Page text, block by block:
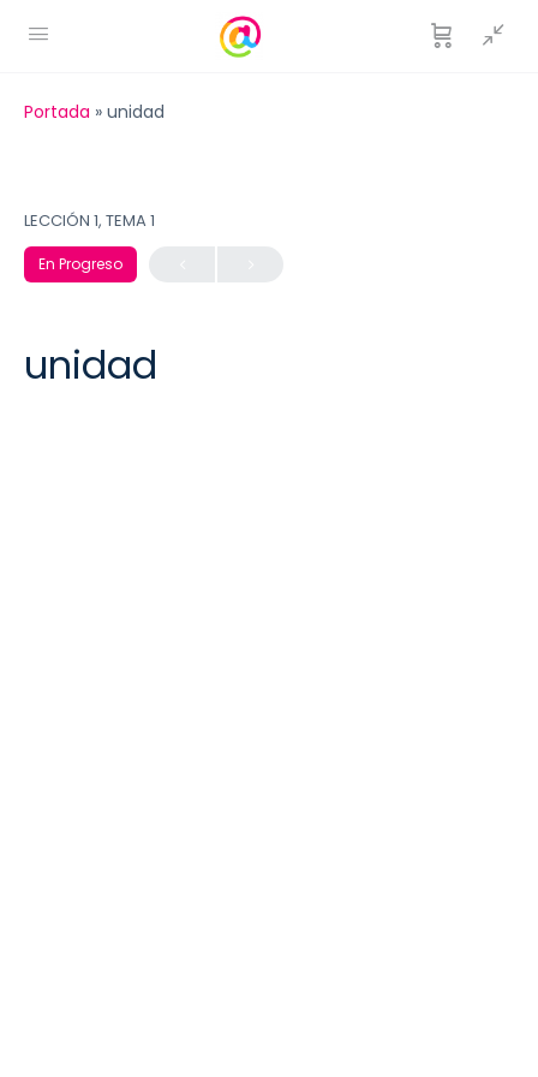
Portada » unidad
LECCIÓN 1, TEMA 1
En Progreso
unidad